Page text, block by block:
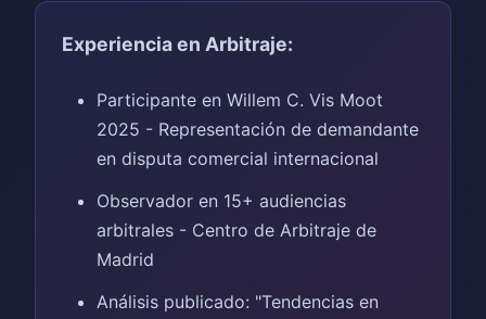
Experiencia en Arbitraje:
Participante en Willem C. Vis Moot
2025 - Representación de demandante
en disputa comercial internacional
Observador en 15+ audiencias
arbitrales - Centro de Arbitraje de
Madrid
Análisis publicado: "Tendencias en